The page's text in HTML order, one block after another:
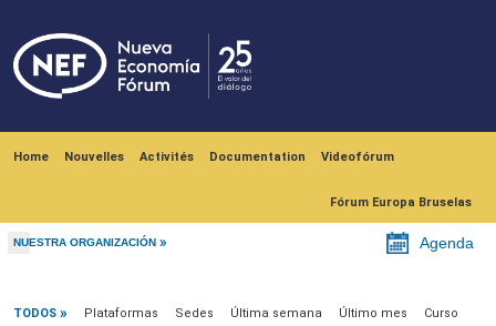
Home Nouvelles Activités Documentation Videofórum
Fórum Europa Bruselas
NUESTRA ORGANIZACIÓN Agenda
TODOS Plataformas Sedes Última semana Último mes Curso